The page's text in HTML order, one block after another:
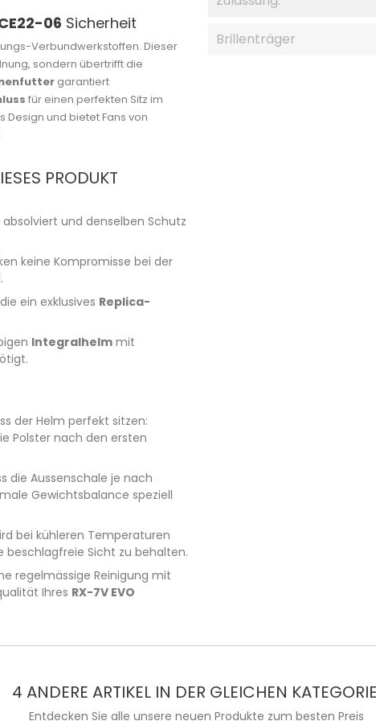
06 Sicherheit
Verbundwerkstoffen. Dieser
sondern übertrifft die
garantiert
für einen perfekten Sitz im
Design und bietet Fans von
PRODUKT
absolviert und denselben Schutz
keine Kompromisse bei der
ein exklusives Replica-
Integralhelm mit
der Helm perfekt sitzen:
Polster nach den ersten
die Aussenschale je nach
Gewichtsbalance speziell
bei kühleren Temperaturen
Sicht zu behalten.
regelmässige Reinigung mit
Ihres RX-7V EVO
Brillenträger
4 ANDERE ARTIKEL IN DER GLEICHEN
Entdecken Sie alle unsere neuen Produkte zum besten Preis